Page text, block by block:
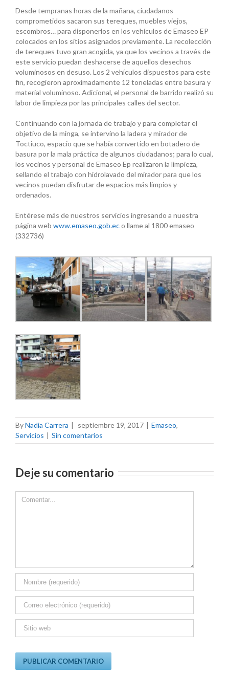
Desde tempranas horas de la mañana, ciudadanos
comprometidos sacaron sus tereques, muebles viejos,
escombros… para disponerlos en los vehículos de Emaseo EP
colocados en los sitios asignados previamente. La recolección
de tereques tuvo gran acogida, ya que los vecinos a través de
este servicio puedan deshacerse de aquellos desechos
voluminosos en desuso. Los 2 vehículos dispuestos para este
fin, recogieron aproximadamente 12 toneladas entre basura y
material voluminoso. Adicional, el personal de barrido realizó su
labor de limpieza por las principales calles del sector.
Continuando con la jornada de trabajo y para completar el
objetivo de la minga, se intervino la ladera y mirador de
Toctiuco, espacio que se había convertido en botadero de
basura por la mala práctica de algunos ciudadanos; para lo cual,
los vecinos y personal de Emaseo Ep realizaron la limpieza,
sellando el trabajo con hidrolavado del mirador para que los
vecinos puedan disfrutar de espacios más limpios y
ordenados.
Entérese más de nuestros servicios ingresando a nuestra
página web www.emaseo.gob.eco llame al 1800 emaseo
(332736)
ByNadia Carrera | septiembre 19, 2017 | Emaseo,
Servicios | Sin comentarios
Deje su comentario
Comment